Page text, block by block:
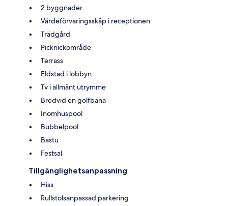
2 byggnader
Värdeförvaringsskåp i receptionen
Trädgård
Picknickområde
Terrass
Eldstad i lobbyn
Tv i allmänt utrymme
Bredvid en golfbana
Inomhuspool
Bubbelpool
Bastu
Festsal
Tillgänglighetsanpassning
Hiss
Rullstolsanpassad parkering